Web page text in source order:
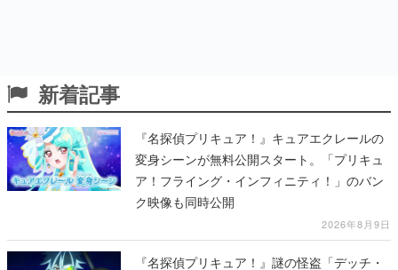
新着記事
『名探偵プリキュア！』キュアエクレールの
変身シーンが無料公開スタート。「プリキュ
ア！フライング・インフィニティ！」のバン
ク映像も同時公開
2026年8月9日
『名探偵プリキュア！』謎の怪盗「デッチ・